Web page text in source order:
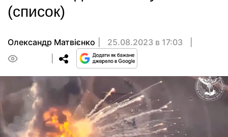
(список)
Олександр Матвієнко
25.08.2023 в 17:03